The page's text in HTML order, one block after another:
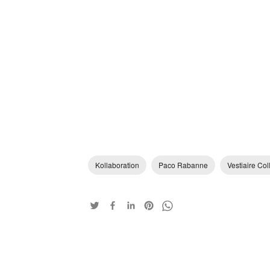
Kollaboration Paco Rabanne Vestiaire